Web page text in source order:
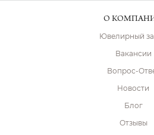
О
Ювелирный
Вакансии
Вопрос-
Новости
Блог
Отзывы